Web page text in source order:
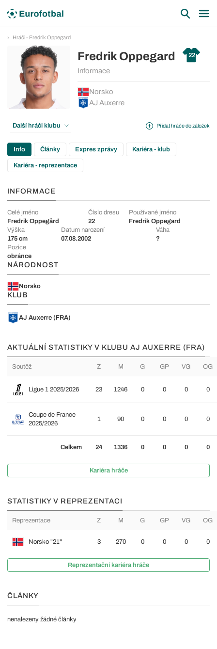
Hráči - Fredrik Oppegard
Fredrik Oppegard 22
Informace
Norsko
AJ Auxerre
Přidat hráče do záložek
Další hráči klubu
Info Články Expres zprávy Kariéra - klub
Kariéra - reprezentace
INFORMACE
Celé jméno
Fredrik Oppegård
Číslo dresu
22
Používané jméno
Fredrik Oppegard
Výška
175 cm
Datum narození
07.08.2002
Váha
?
Pozice
obránce
NÁRODNOST
Norsko
KLUB
AJ Auxerre (FRA)
AKTUÁLNÍ STATISTIKY V KLUBU AJ AUXERRE (FRA)
Soutěž Z M G GP VG OG
Ligue 1 2025/2026 23 1246 0 0 0 0
Coupe de France
2025/2026
1 90 0 0 0 0
Celkem 24 1336 0 0 0 0
Kariéra hráče
STATISTIKY V REPREZENTACI
Reprezentace Z M G GP VG OG
Norsko "21" 3 270 0 0 0 0
Reprezentační kariéra hráče
ČLÁNKY
nenalezeny žádné články